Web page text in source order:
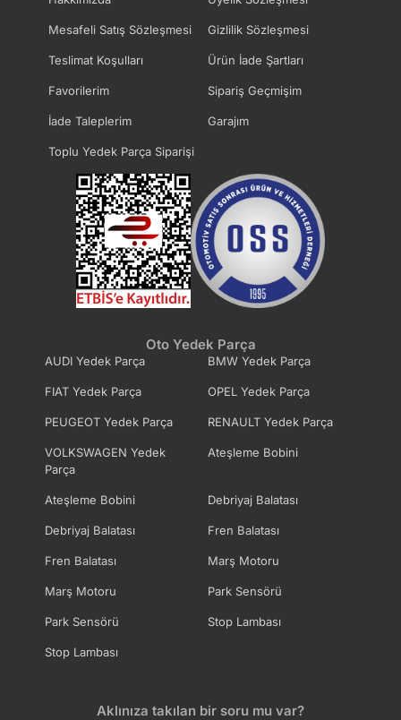
Mesafeli Satış Sözleşmesi Gizlilik Sözleşmesi
Teslimat Koşulları Ürün İade Şartları
Favorilerim Sipariş Geçmişim
İade Taleplerim Garajım
Toplu Yedek Parça Siparişi
Oto Yedek Parça
AUDI Yedek Parça BMW Yedek Parça
FIAT Yedek Parça OPEL Yedek Parça
PEUGEOT Yedek Parça RENAULT Yedek Parça
VOLKSWAGEN Yedek
Parça
Ateşleme Bobini
Ateşleme Bobini Debriyaj Balatası
Debriyaj Balatası Fren Balatası
Fren Balatası Marş Motoru
Marş Motoru Park Sensörü
Park Sensörü Stop Lambası
Stop Lambası
Aklınıza takılan bir soru mu var?